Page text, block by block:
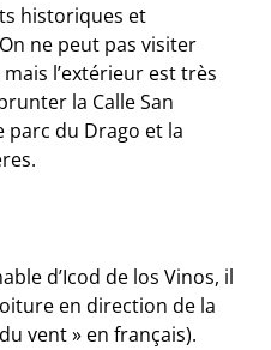
historiques et
ne peut pas visiter
l’extérieur est très
la Calle San
du Drago et la
d’Icod de los Vinos, il
en direction de la
vent » en français).